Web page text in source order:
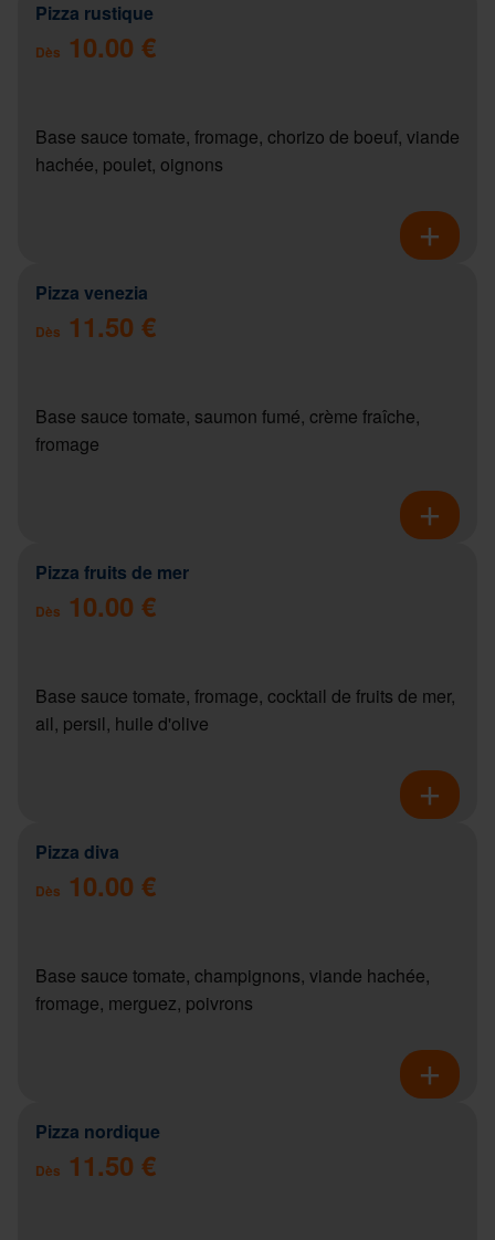
Pizza rustique
Dès 10.00 €
Base sauce tomate, fromage, chorizo de boeuf, viande
hachée, poulet, oignons
Pizza venezia
Dès 11.50 €
Base sauce tomate, saumon fumé, crème fraîche,
fromage
Pizza fruits de mer
Dès 10.00 €
Base sauce tomate, fromage, cocktail de fruits de mer,
ail, persil, huile d'olive
Pizza diva
Dès 10.00 €
Base sauce tomate, champignons, viande hachée,
fromage, merguez, poivrons
Pizza nordique
Dès 11.50 €